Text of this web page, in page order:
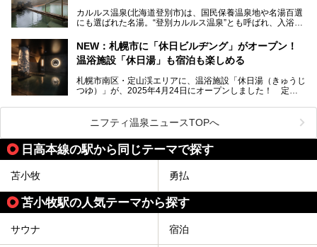
の温泉や料理をはじめ、パブリックスペース・客室など宿の
全貌を徹底的にご紹介します！
カルルス温泉(北海道登別市)は、国民保養温泉地や名湯百選
にも選ばれた名湯。“登別カルルス温泉”とも呼ばれ、入浴剤
豊かな登別温泉とは対照的な存在で、今も湯治場的な要素が
残る閑静な温泉地です。
地体験し、カルルス温泉をご紹介。温泉地の概要や泉質解説
をはじめ、日帰り入浴可能な全３施設の紹介・周辺観光・ア
NEW：札幌市に「休日ビルヂング」がオープン！
温浴施設「休日湯」も宿泊も楽しめる
札幌市南区・定山渓エリアに、温浴施設「休日湯（きゅうじ
つゆ）」が、2025年4月24日にオープンしました！ 定山
この施設は、温泉・サウナの「休日湯」・ラウンジの「THE
LOUNGE DAYOF」・グルメ「休日洋麺店」・ホテル「エク
スクラメーションホテル」で構成された、まさに大人の癒し
空間。
今回は、そんな「休日ビルヂング」の魅力を5つのポイント
ニフティ温泉ニュースTOPへ
日高本線の駅から同じテーマで探す
苫小牧 勇払
苫小牧駅の人気テーマから探す
サウナ 宿泊